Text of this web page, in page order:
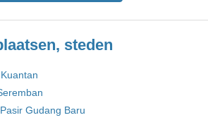
steden
Kuantan
Gudang Baru